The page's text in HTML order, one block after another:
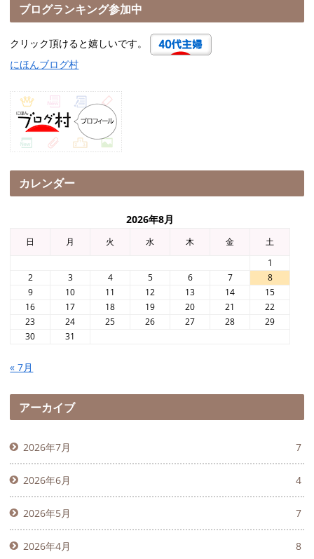
ブログランキング参加中
クリック頂けると嬉しいです。
にほんブログ村
カレンダー
2026年8月
日 月 火 水 木 金
土
1
2
3 4 5 6 7
8
9
10 11 12 13 14
15
16
17 18 19 20 21
22
23
24 25 26 27 28
29
30
31
« 7月
アーカイブ
2026年7月 7
2026年6月 4
2026年5月 7
2026年4月 8